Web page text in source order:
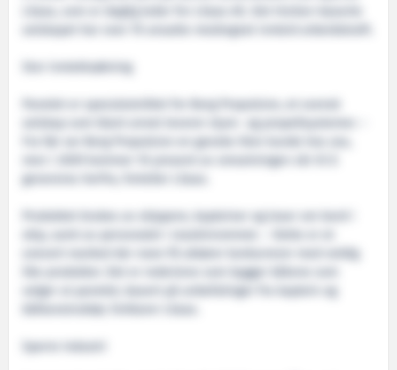
Lilaas, som er daglig leder for Lilaas AS. Det Horten-baserte
selskapet har over 70 ansatte medregnet innleid arbeidskraft.
Stor inntektsøkning
Panelet er spesialutviklet for Berg Propulsion, et svensk
selskap som blant annet leverer styre- og propellsystemer. –
Fra før var Berg Propulsion en ganske liten kunde hos oss,
men i 2009 kommer 10 prosent av omsetningen vår til å
genereres herfra, forteller Lilaas.
Produktet brukes av skippere, kapteiner og loser om bord i
snevert marked der noen få aktører konkurrerer med veldig
like produkter. Det er rederiene som bygger båtene som
velger ut panelet, basert på anbefalinger fra kaptein og
Sperre Industri